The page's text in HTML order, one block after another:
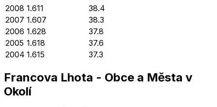
2008 1.611
38.4
2007 1.607
38.3
2006 1.628
37.8
2005 1.618
37.6
2004 1.615 37.3
Francova Lhota - Obce a Města v
Okolí